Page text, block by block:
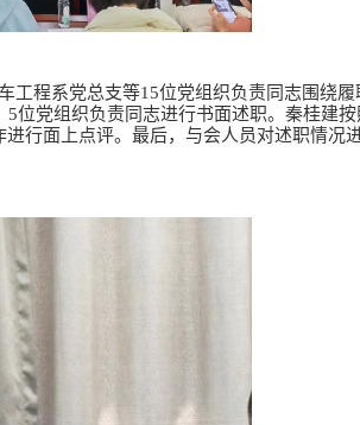
工程系党总支等15位党组织负责同志围绕履
位党组织负责同志进行书面述职。秦桂建按
行面上点评。最后，与会人员对述职情况